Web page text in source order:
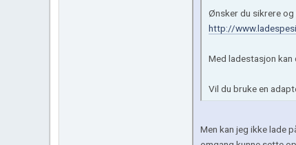
Ønsker du sikrere og
http://
Med ladestasjon kan
Vil du bruke en
Men kan jeg ikke lade